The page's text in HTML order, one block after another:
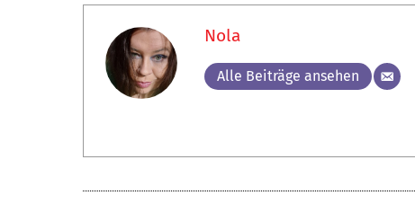
Nola
Alle Beiträge ansehen